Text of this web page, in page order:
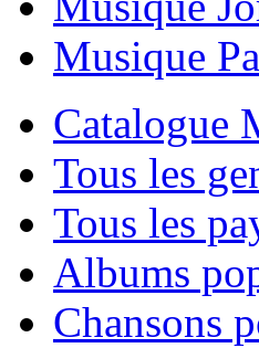
Catalogue
Tous les
Tous les
Albums
Chansons